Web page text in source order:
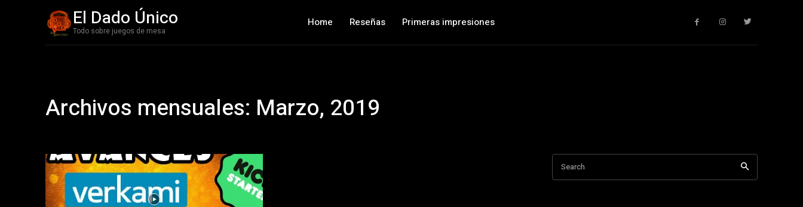
El Dado Único
Todo sobre juegos de mesa
Home Reseñas Primeras impresiones
Archivos mensuales: Marzo, 2019
Search